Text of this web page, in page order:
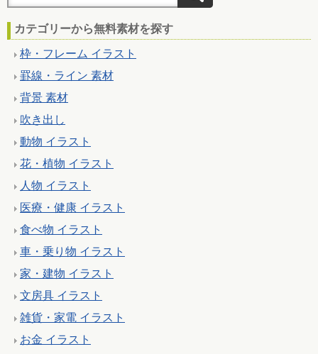
カテゴリーから無料素材を探す
枠・フレーム イラスト
罫線・ライン 素材
背景 素材
吹き出し
動物 イラスト
花・植物 イラスト
人物 イラスト
医療・健康 イラスト
食べ物 イラスト
車・乗り物 イラスト
家・建物 イラスト
文房具 イラスト
雑貨・家電 イラスト
お金 イラスト